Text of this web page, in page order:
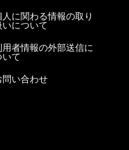
人に関わる情報の取り
いについて
用者情報の外部送信に
いて
問い合わせ